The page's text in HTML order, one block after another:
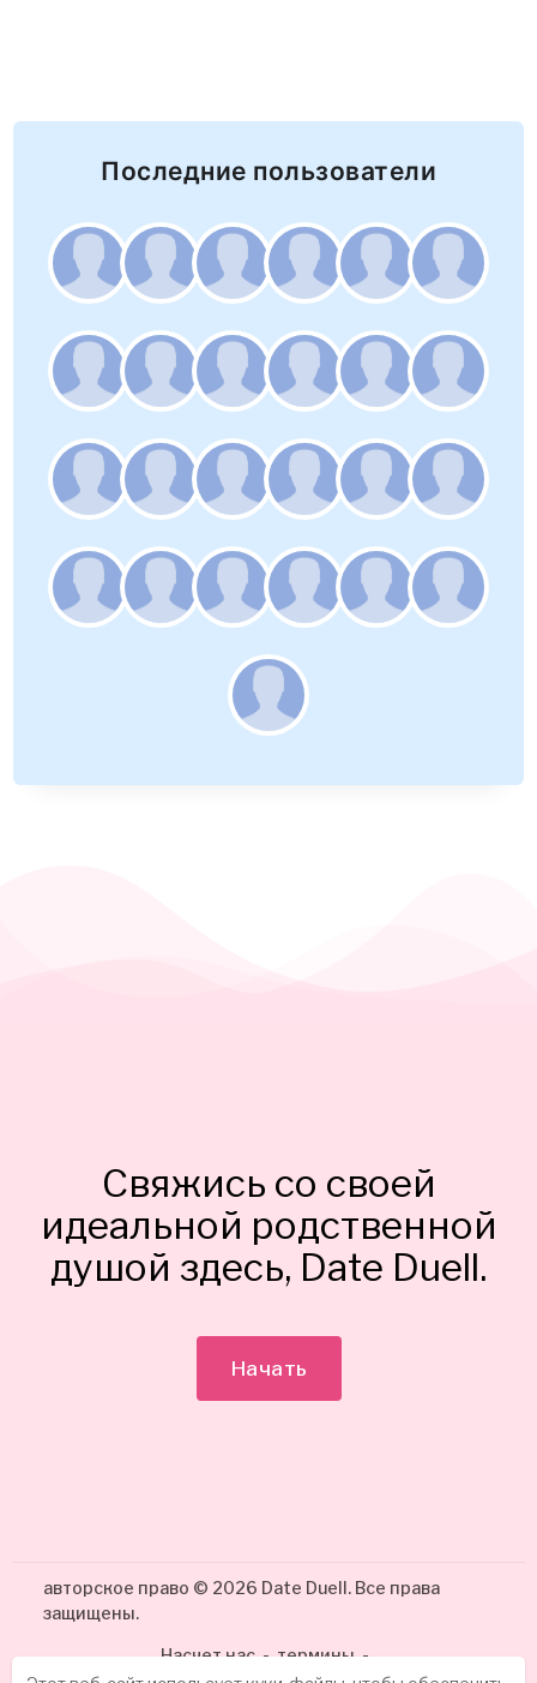
Последние пользователи
Свяжись со своей
идеальной родственной
душой здесь, Date Duell.
Начать
авторское право © 2026 Date Duell. Все права
защищены.
Насчет нас-термины-